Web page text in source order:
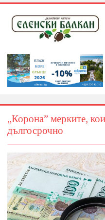
„Корона” мерките,
дългосрочно